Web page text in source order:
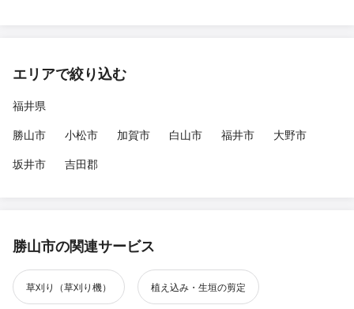
エリアで絞り込む
福井県
勝山市
小松市 加賀市 白山市 福井市
大野市
坂井市
吉田郡
勝山市の関連サービス
草刈り（草刈り機） 植え込み・生垣の剪定